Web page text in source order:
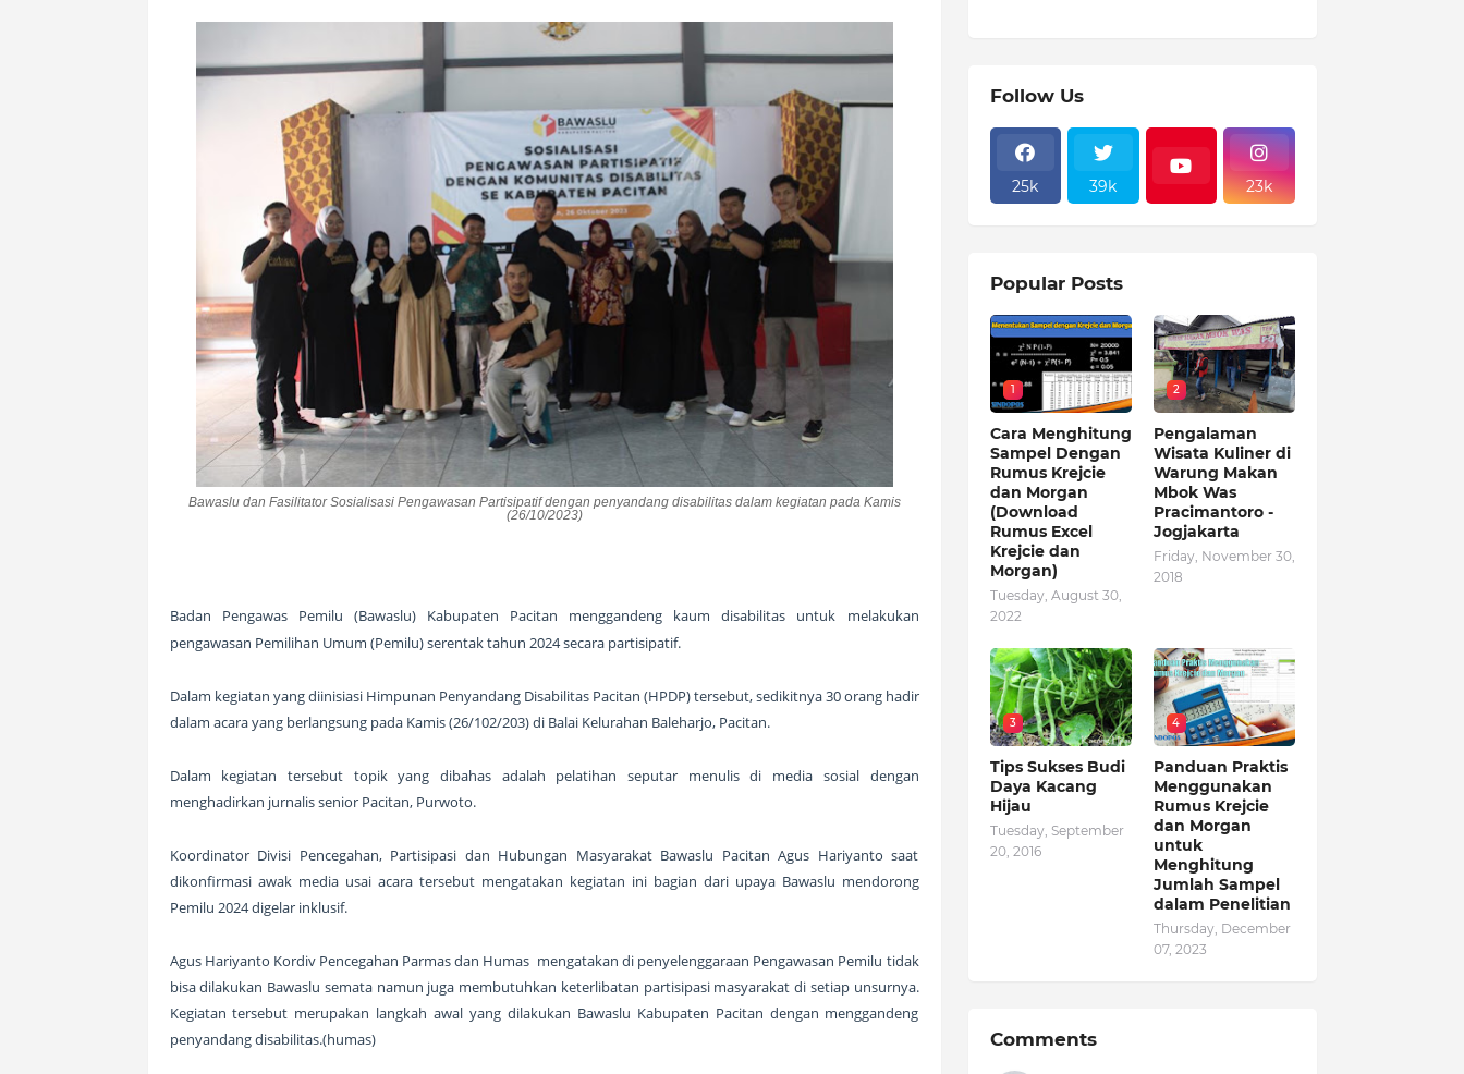
Bawaslu dan Fasilitator Sosialisasi Pengawasan Partisipatif dengan penyandang disabilitas dalam kegiatan pada Kamis
(26/10/2023)
Badan Pengawas Pemilu (Bawaslu) Kabupaten Pacitan menggandeng kaum disabilitas untuk melakukan
pengawasan Pemilihan Umum (Pemilu) serentak tahun 2024 secara partisipatif.
Dalam kegiatan yang diinisiasi Himpunan Penyandang Disabilitas Pacitan (HPDP) tersebut, sedikitnya 30 orang hadir
dalam acara yang berlangsung pada Kamis (26/102/203) di Balai Kelurahan Baleharjo, Pacitan.
Dalam kegiatan tersebut topik yang dibahas adalah pelatihan seputar menulis di media sosial dengan
menghadirkan jurnalis senior Pacitan, Purwoto.
Koordinator Divisi Pencegahan, Partisipasi dan Hubungan Masyarakat Bawaslu Pacitan Agus Hariyanto saat
dikonfirmasi awak media usai acara tersebut mengatakan kegiatan ini bagian dari upaya Bawaslu mendorong
Pemilu 2024 digelar inklusif.
Agus Hariyanto Kordiv Pencegahan Parmas dan Humas mengatakan di penyelenggaraan Pengawasan Pemilu tidak
bisa dilakukan Bawaslu semata namun juga membutuhkan keterlibatan partisipasi masyarakat di setiap unsurnya.
Kegiatan tersebut merupakan langkah awal yang dilakukan Bawaslu Kabupaten Pacitan dengan menggandeng
penyandang disabilitas.(humas)
Follow Us
25k 39k 23k
Popular Posts
1
Cara Menghitung
Sampel Dengan
Rumus Krejcie
dan Morgan
(Download
Rumus Excel
Krejcie dan
Morgan)
Tuesday, August 30,
2022
2
Pengalaman
Wisata Kuliner di
Warung Makan
Mbok Was
Pracimantoro -
Jogjakarta
Friday, November 30,
2018
3
Tips Sukses Budi
Daya Kacang
Hijau
Tuesday, September
20, 2016
4
Panduan Praktis
Menggunakan
Rumus Krejcie
dan Morgan
untuk
Menghitung
Jumlah Sampel
dalam Penelitian
Thursday, December
07, 2023
Comments